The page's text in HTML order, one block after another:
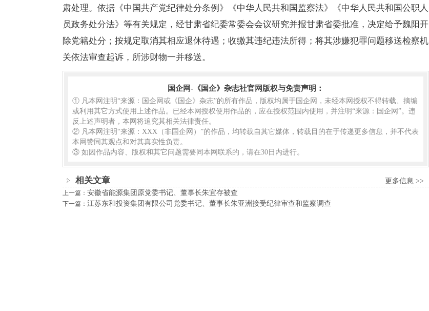
肃处理。依据《中国共产党纪律处分条例》《中华人民共和国监察法》《中华人民共和国公职人
员政务处分法》等有关规定，经甘肃省纪委常委会会议研究并报甘肃省委批准，决定给予魏阳开
除党籍处分；按规定取消其相应退休待遇；收缴其违纪违法所得；将其涉嫌犯罪问题移送检察机
关依法审查起诉，所涉财物一并移送。
国企网-《国企》杂志社官网版权与免责声明：
① 凡本网注明“来源：国企网或《国企》杂志”的所有作品，版权均属于国企网，未经本网授权不得转载、摘编
或利用其它方式使用上述作品。已经本网授权使用作品的，应在授权范围内使用，并注明“来源：国企网”。违
反上述声明者，本网将追究其相关法律责任。
② 凡本网注明“来源：XXX（非国企网）”的作品，均转载自其它媒体，转载目的在于传递更多信息，并不代表
本网赞同其观点和对其真实性负责。
③ 如因作品内容、版权和其它问题需要同本网联系的，请在30日内进行。
更多信息 >>
相关文章
上一篇： 安徽省能源集团原党委书记、董事长朱宜存被查
下一篇： 江苏东和投资集团有限公司党委书记、董事长朱亚洲接受纪律审查和监察调查